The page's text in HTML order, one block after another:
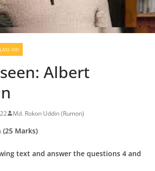
VIII
Albert
Md. Rokon Uddin (Rumon)
(25 Marks)
text and answer the questions 4 and